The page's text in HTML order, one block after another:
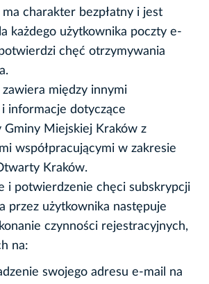
charakter bezpłatny i jest
każdego użytkownika poczty e-
chęć otrzymywania
między innymi
informacje dotyczące
Gminy Miejskiej Kraków z
współpracującymi w zakresie
Kraków.
i potwierdzenie chęci subskrypcji
przez użytkownika następuje
czynności rejestracyjnych,
na:
swojego adresu e-mail na